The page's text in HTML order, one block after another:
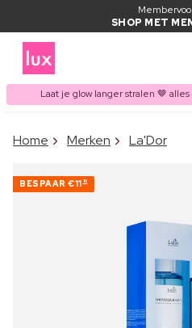
SHOP MET
Laat je glow langer stralen 🤎
ITEM
Home Merken La'Dor
BESPAAR €11 10